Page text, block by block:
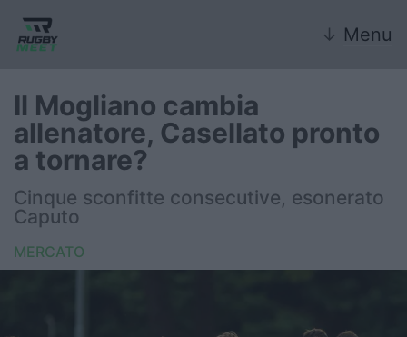
↓ Menu
Nazionale
Nazionali giovanili
Rugby Sevens
FIR
Il Mogliano cambia
allenatore, Casellato pronto
a tornare?
Cinque sconfitte consecutive, esonerato
Caputo
MERCATO